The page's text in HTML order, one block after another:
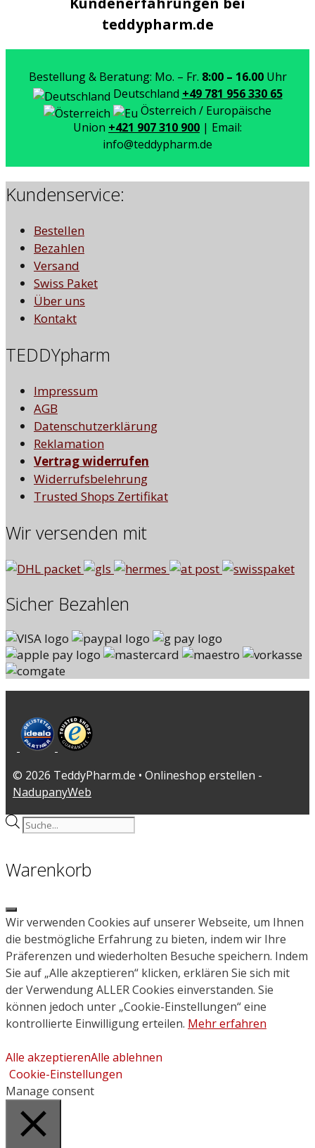
teddypharm.de
Bestellung & Beratung: Mo. – Fr. 8:00 – 16.00Uhr
Deutschland +49 781 956 330 65
Österreich / Europäische
Union +421 907 310 900 | Email:
info@teddypharm.de
Kundenservice:
Bestellen
Bezahlen
Versand
Swiss Paket
Über uns
Kontakt
TEDDYpharm
Impressum
AGB
Datenschutzerklärung
Reklamation
Vertrag widerrufen
Widerrufsbelehrung
Trusted Shops Zertifikat
Wir versenden mit
Sicher Bezahlen
© 2026 TeddyPharm.de • Onlineshop erstellen -
NadupanyWeb
Products
Warenkorb
Close
Wir verwenden Cookies auf unserer Webseite, um Ihnen
die bestmögliche Erfahrung zu bieten, indem wir Ihre
Präferenzen und wiederholten Besuche speichern. Indem
Sie auf „Alle akzeptieren“ klicken, erklären Sie sich mit
der Verwendung ALLER Cookies einverstanden. Sie
können jedoch unter „Cookie-Einstellungen“ eine
kontrollierte Einwilligung erteilen. Mehr erfahren
Alle akzeptierenAlle ablehnen
Cookie-Einstellungen
Manage consent